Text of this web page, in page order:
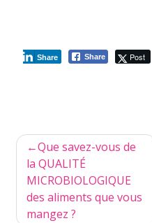
Share Post
Share
Navigation
de
l’article
Que savez-vous de
la QUALITÉ
MICROBIOLOGIQUE
des aliments que vous
mangez ?